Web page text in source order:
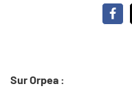
Sur Orpea :